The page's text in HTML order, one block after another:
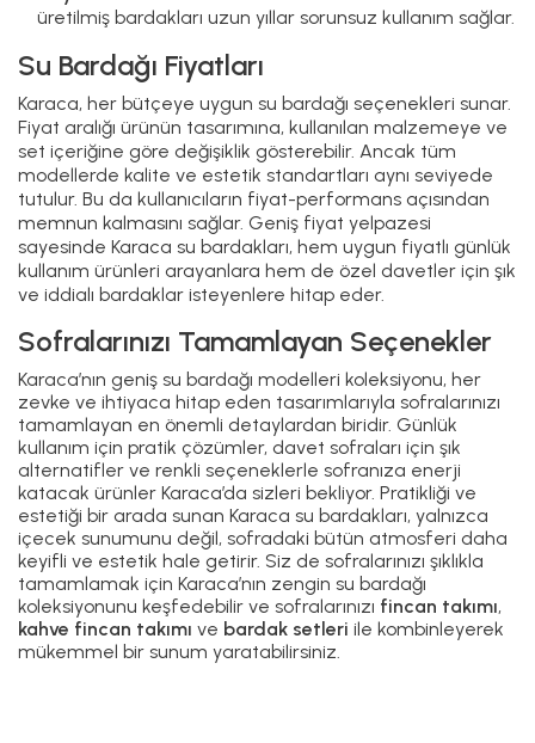
üretilmiş bardakları uzun yıllar sorunsuz kullanım sağlar.
Su Bardağı Fiyatları
Karaca, her bütçeye uygun su bardağı seçenekleri sunar.
Fiyat aralığı ürünün tasarımına, kullanılan malzemeye ve
set içeriğine göre değişiklik gösterebilir. Ancak tüm
modellerde kalite ve estetik standartları aynı seviyede
tutulur. Bu da kullanıcıların fiyat-performans açısından
memnun kalmasını sağlar. Geniş fiyat yelpazesi
sayesinde Karaca su bardakları, hem uygun fiyatlı günlük
kullanım ürünleri arayanlara hem de özel davetler için şık
ve iddialı bardaklar isteyenlere hitap eder.
Sofralarınızı Tamamlayan Seçenekler
Karaca’nın geniş su bardağı modelleri koleksiyonu, her
zevke ve ihtiyaca hitap eden tasarımlarıyla sofralarınızı
tamamlayan en önemli detaylardan biridir. Günlük
kullanım için pratik çözümler, davet sofraları için şık
alternatifler ve renkli seçeneklerle sofranıza enerji
katacak ürünler Karaca’da sizleri bekliyor. Pratikliği ve
estetiği bir arada sunan Karaca su bardakları, yalnızca
içecek sunumunu değil, sofradaki bütün atmosferi daha
keyifli ve estetik hale getirir. Siz de sofralarınızı şıklıkla
tamamlamak için Karaca’nın zengin su bardağı
koleksiyonunu keşfedebilir ve sofralarınızı fincan takımı,
kahve fincan takımı ve bardak setleri ile kombinleyerek
mükemmel bir sunum yaratabilirsiniz.